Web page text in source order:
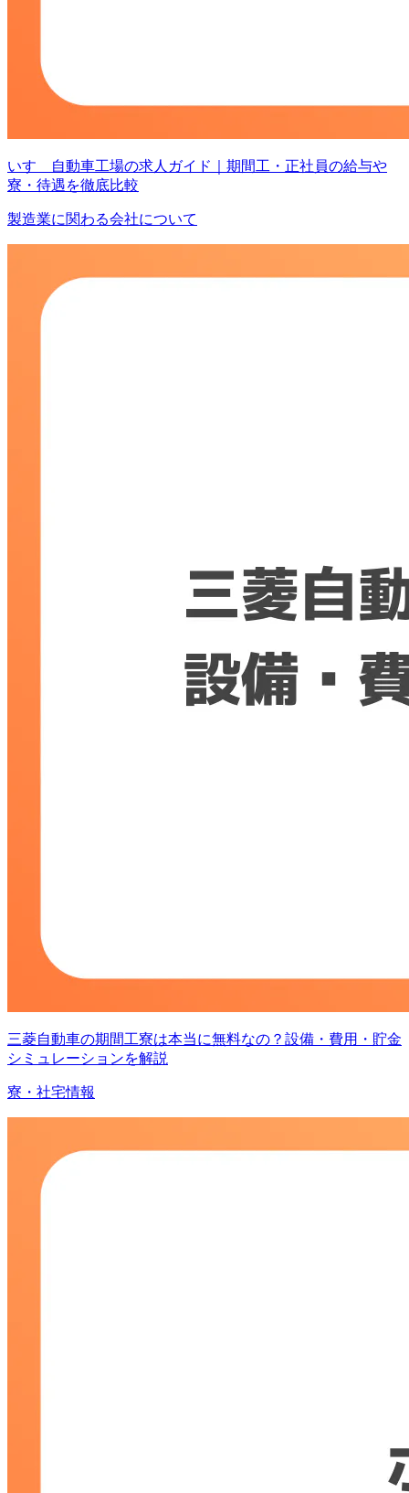
いすゞ自動車工場の求人ガイド｜期間工・正社員の給与や
寮・待遇を徹底比較
製造業に関わる会社について
三菱自動車の期間工寮は本当に無料なの？設備・費用・貯金
シミュレーションを解説
寮・社宅情報